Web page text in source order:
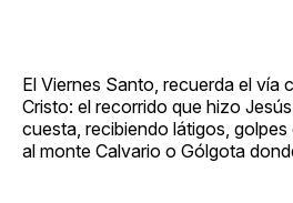
El Viernes Santo, recuerda el vía
Cristo: el recorrido que hizo
cuesta, recibiendo látigos,
al monte Calvario o Gólgota